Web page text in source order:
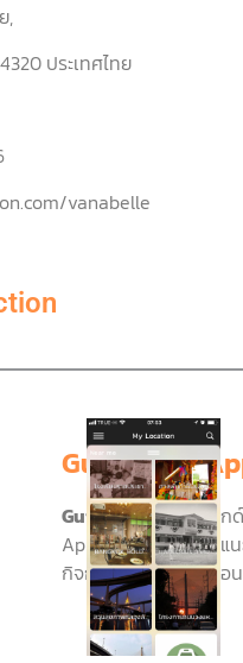
,
ประเทศไทย
vanabelle
Guide ใกล้ :
Guide ใกล้เหมือนมีไก
Application นี้จะช่วยแ
กิจกรรมเด่นประจำเดื